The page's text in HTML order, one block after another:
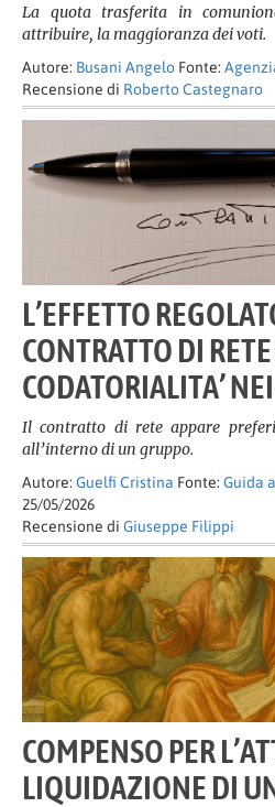
La quota trasferita in
attribuire, la maggioranza dei voti.
Autore: Busani Angelo Fonte:
Recensione di Roberto Castegnaro
L’EFFETTO
CONTRATTO DI
CODATORIALITA’
Il contratto di rete appare
all’interno di un gruppo.
Autore: Guelfi Cristina Fonte: Guida
25/05/2026
Recensione di Giuseppe Filippi
COMPENSO PER
LIQUIDAZIONE DI